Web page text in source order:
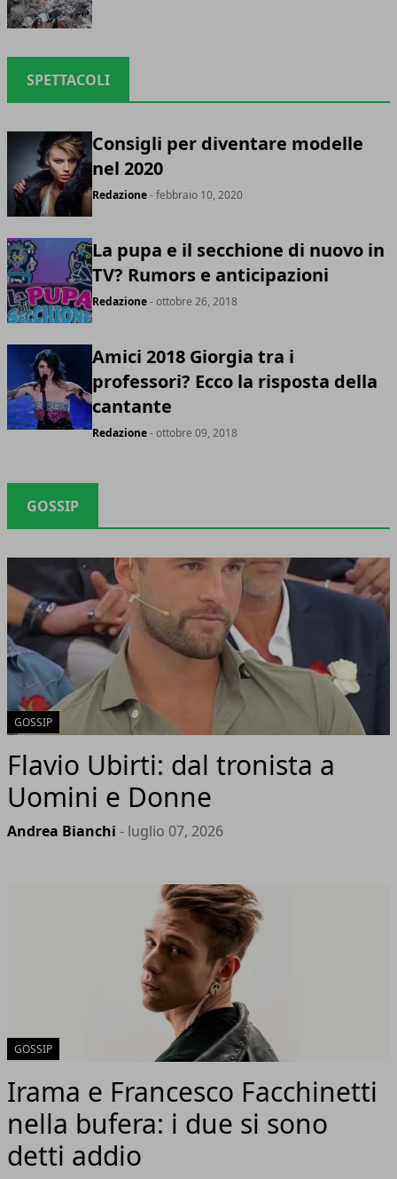
SPETTACOLI
Consigli per diventare modelle
nel 2020
Redazione- febbraio 10, 2020
La pupa e il secchione di nuovo in
TV? Rumors e anticipazioni
Redazione- ottobre 26, 2018
Amici 2018 Giorgia tra i
professori? Ecco la risposta della
cantante
Redazione- ottobre 09, 2018
GOSSIP
GOSSIP
Flavio Ubirti: dal tronista a
Uomini e Donne
Andrea Bianchi - luglio 07, 2026
GOSSIP
Irama e Francesco Facchinetti
nella bufera: i due si sono
detti addio